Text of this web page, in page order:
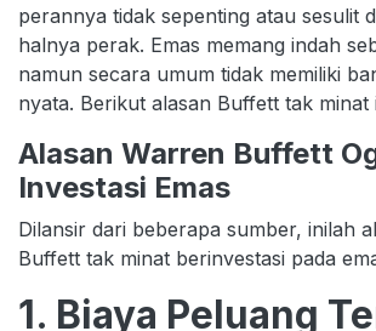
perannya tidak sepenting atau sesulit
halnya perak. Emas memang indah
namun secara umum tidak memiliki
nyata. Berikut alasan Buffett tak minat
Alasan Warren Buffett
Investasi Emas
Dilansir dari beberapa sumber, inilah
Buffett tak minat berinvestasi pada
1. Biaya Peluang